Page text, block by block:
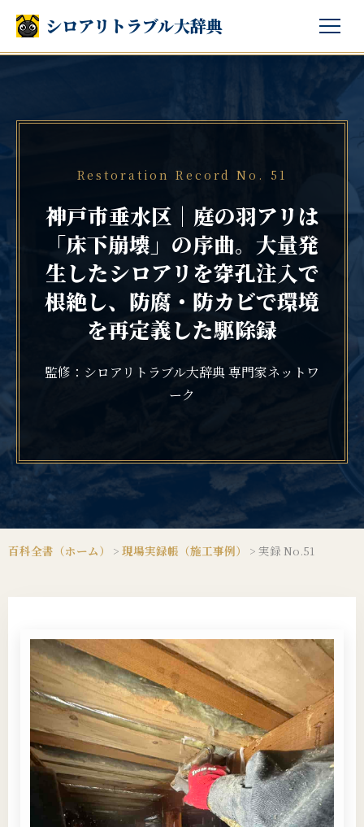
シロアリトラブル大辞典
Restoration Record No. 51
神戸市垂水区｜庭の羽アリは
「床下崩壊」の序曲。大量発
生したシロアリを穿孔注入で
根絶し、防腐・防カビで環境
を再定義した駆除録
監修：シロアリトラブル大辞典 専門家ネットワ
ーク
百科全書（ホーム） > 現場実録帳（施工事例） > 実録 No.51